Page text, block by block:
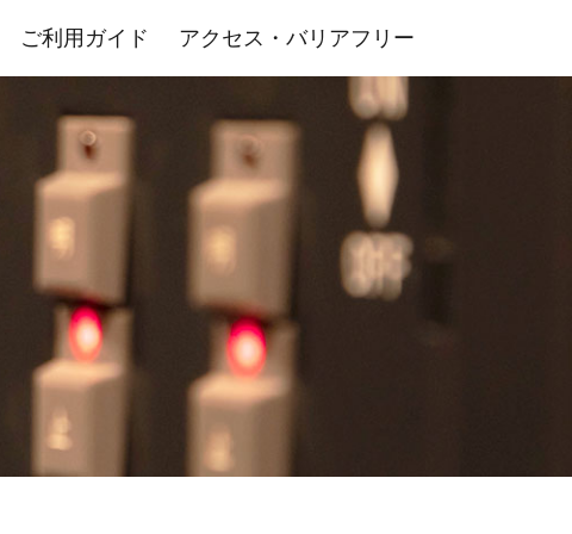
控室・その他
ご利用ガイド アクセス・バリアフリー